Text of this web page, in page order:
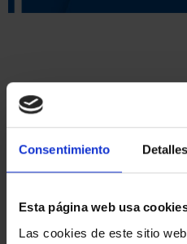
Consentimiento Detalles
Esta página web usa
Las cookies de este sitio